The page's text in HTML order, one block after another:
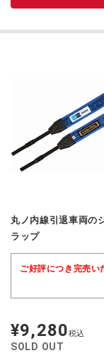
丸ノ内線引退車両の
ラップ
ご好評につき完売い
定
価
¥9,280税込
SOLD OUT